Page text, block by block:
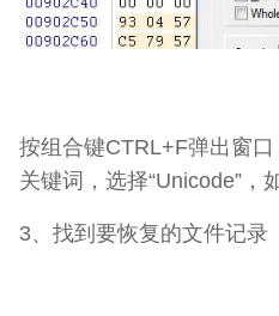
按组合键CTRL+F弹出窗
关键词，选择“Unicode”，
3、找到要恢复的文件记录